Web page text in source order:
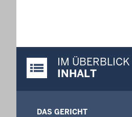
Justiz-Portal im Überblick:
IM ÜBERBLICK
INHALT
DAS GERICHT